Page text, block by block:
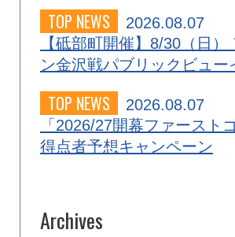
TOP NEWS
2026.08.07
【砥部町開催】8/30（日
ン金沢戦パブリックビュ
TOP NEWS
2026.08.07
「2026/27開幕ファースト
得点者予想キャンペーン
Archives